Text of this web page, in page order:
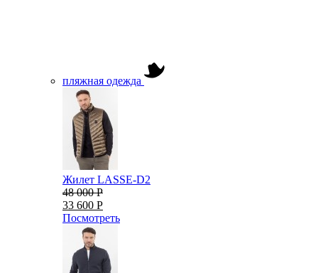
пляжная одежда
Жилет LASSE-D2
48 000 Р
33 600 Р
Посмотреть